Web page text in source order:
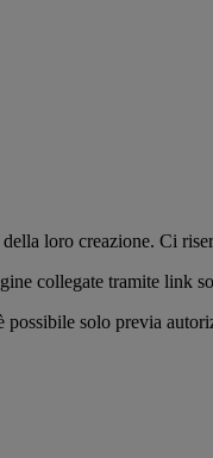
loro creazione. Ci
collegate tramite link
solo previa